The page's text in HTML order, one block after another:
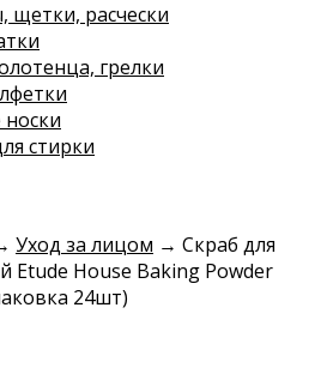
щетки, расчески
грелки
стирки
Уход за лицом → Скраб для
Etude House Baking Powder
24шт)